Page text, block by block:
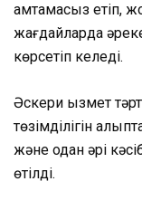
қамтамасыз етіп,
жағдайларда
көрсетіп келеді.
Әскери қызмет
төзімділігін
және одан әрі
өтілді.